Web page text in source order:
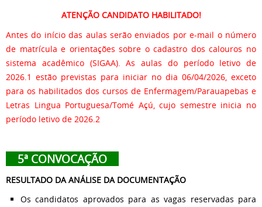
ATENÇÃO CANDIDATO HABILITADO!
Antes do início das aulas serão enviados por e-mail o número
de matrícula e orientações sobre o cadastro dos calouros no
sistema acadêmico (SIGAA). As aulas do período letivo de
2026.1 estão previstas para iniciar no dia 06/04/2026, exceto
para os habilitados dos cursos de Enfermagem/Parauapebas e
Letras Lingua Portuguesa/Tomé Açú, cujo semestre inicia no
período letivo de 2026.2
5ª CONVOCAÇÃO
RESULTADO DA ANÁLISE DA DOCUMENTAÇÃO
Os candidatos aprovados para as vagas reservadas para